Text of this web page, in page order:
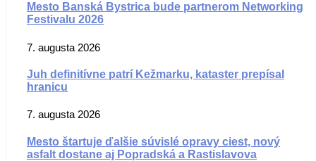
Mesto Banská Bystrica bude partnerom Networking
Festivalu 2026
7. augusta 2026
Juh definitívne patrí Kežmarku, kataster prepísal
hranicu
7. augusta 2026
Mesto štartuje ďalšie súvislé opravy ciest, nový
asfalt dostane aj Popradská a Rastislavova